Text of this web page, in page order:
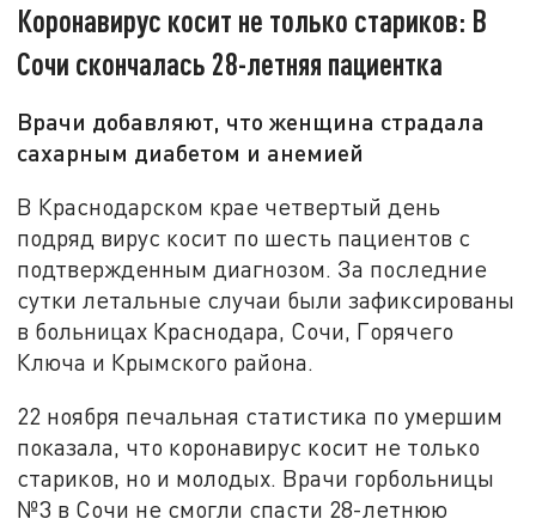
Коронавирус косит не только стариков: В
Сочи скончалась 28-летняя пациентка
Врачи добавляют, что женщина страдала
сахарным диабетом и анемией
В Краснодарском крае четвертый день
подряд вирус косит по шесть пациентов с
подтвержденным диагнозом. За последние
сутки летальные случаи были зафиксированы
в больницах Краснодара, Сочи, Горячего
Ключа и Крымского района.
22 ноября печальная статистика по умершим
показала, что коронавирус косит не только
стариков, но и молодых. Врачи горбольницы
№3 в Сочи не смогли спасти 28-летнюю